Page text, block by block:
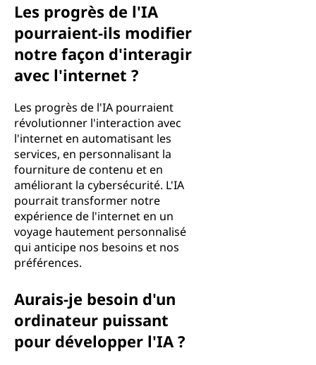
Les progrès de l'IA
pourraient-ils modifier
notre façon d'interagir
avec l'internet ?
Les progrès de l'IA pourraient
révolutionner l'interaction avec
l'internet en automatisant les
services, en personnalisant la
fourniture de contenu et en
améliorant la cybersécurité. L'IA
pourrait transformer notre
expérience de l'internet en un
voyage hautement personnalisé
qui anticipe nos besoins et nos
préférences.
Aurais-je besoin d'un
ordinateur puissant
pour développer l'IA ?